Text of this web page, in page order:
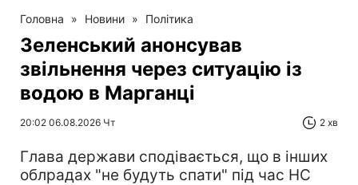
Головна » Новини » Політика
Зеленський анонсував
звільнення через ситуацію із
водою в Марганці
20:02 06.08.2026 Чт 2 хв
Глава держави сподівається, що в інших
облрадах "не будуть спати" під час НС